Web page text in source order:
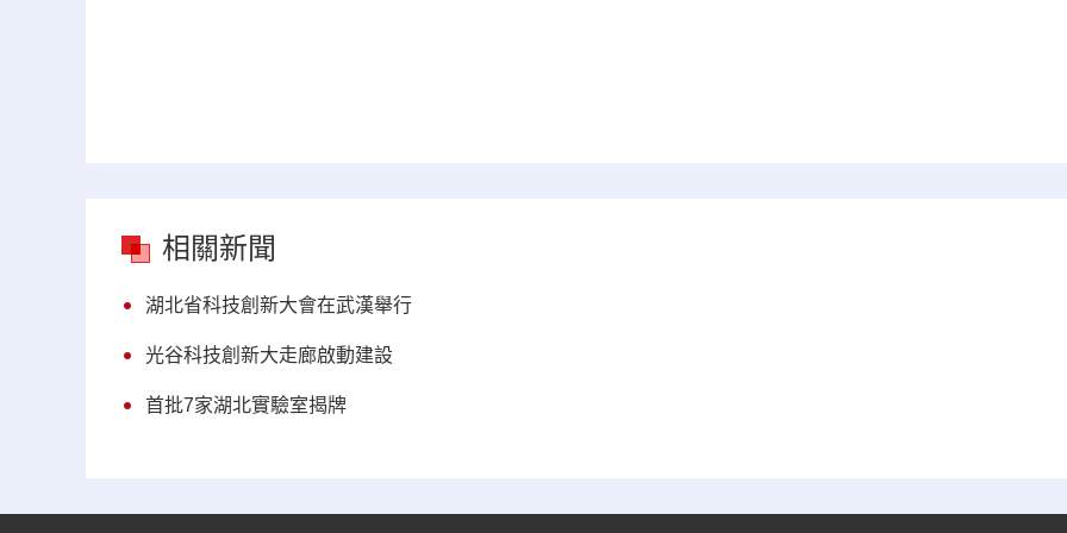
相關新聞
湖北省科技創新大會在武漢舉行
光谷科技創新大走廊啟動建設
首批7家湖北實驗室揭牌